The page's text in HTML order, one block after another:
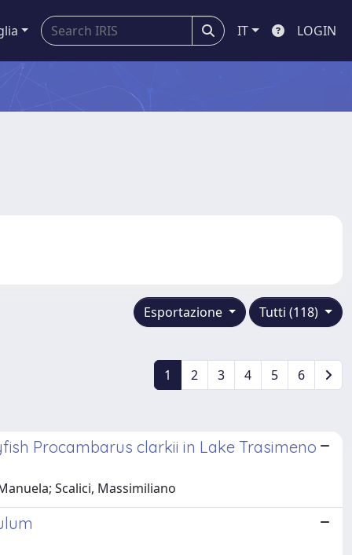
IT LOGIN
Tutti (118)
Esportazione
1 2 3 4 5 6
Procambarus clarkii in Lake Trasimeno
Scalici, Massimiliano